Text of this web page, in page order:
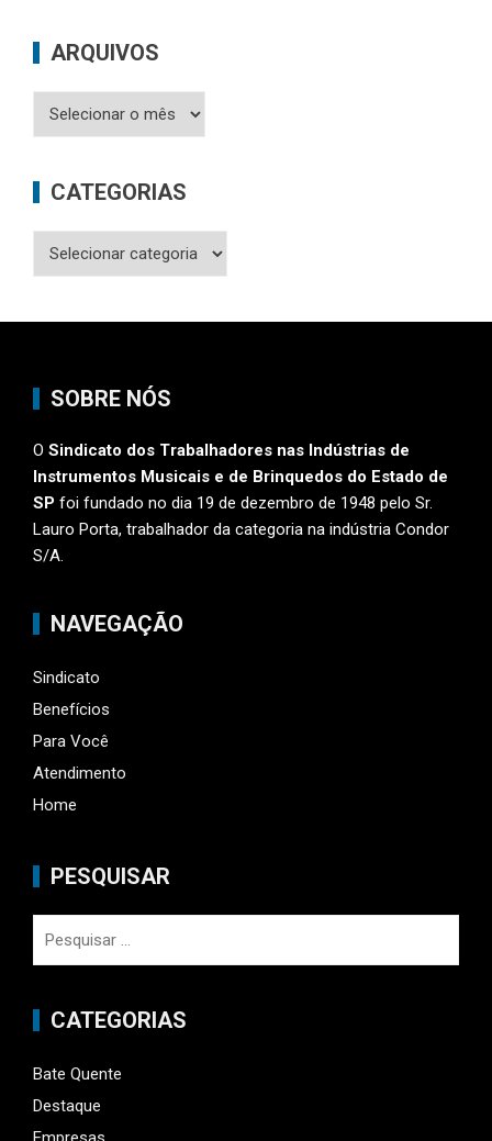
ARQUIVOS
CATEGORIAS
SOBRE NÓS
O Sindicato dos Trabalhadores nas Indústrias de
Instrumentos Musicais e de Brinquedos do Estado de
SP foi fundado no dia 19 de dezembro de 1948 pelo Sr.
Lauro Porta, trabalhador da categoria na indústria Condor
S/A.
NAVEGAÇÃO
Sindicato
Benefícios
Para Você
Atendimento
Home
PESQUISAR
CATEGORIAS
Bate Quente
Destaque